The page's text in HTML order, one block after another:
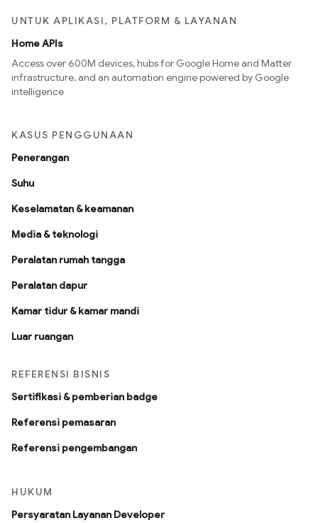
UNTUK APLIKASI, PLATFORM & LAYANAN
Home APIs
Access over 600M devices, hubs for Google Home and Matter
infrastructure, and an automation engine powered by Google
intelligence
KASUS PENGGUNAAN
Penerangan
Suhu
Keselamatan & keamanan
Media & teknologi
Peralatan rumah tangga
Peralatan dapur
Kamar tidur & kamar mandi
Luar ruangan
REFERENSI BISNIS
Sertifikasi & pemberian badge
Referensi pemasaran
Referensi pengembangan
HUKUM
Persyaratan Layanan Developer